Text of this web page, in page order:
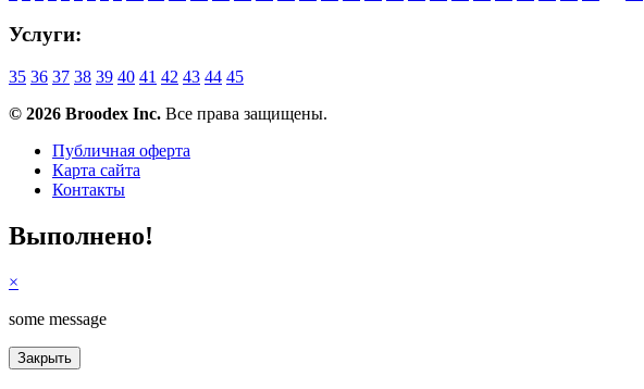
Услуги:
35 36 37 38 39 40 41 42 43 44 45
© 2026 Broodex Inc. Все права защищены.
Публичная оферта
Карта сайта
Контакты
Выполнено!
×
some message